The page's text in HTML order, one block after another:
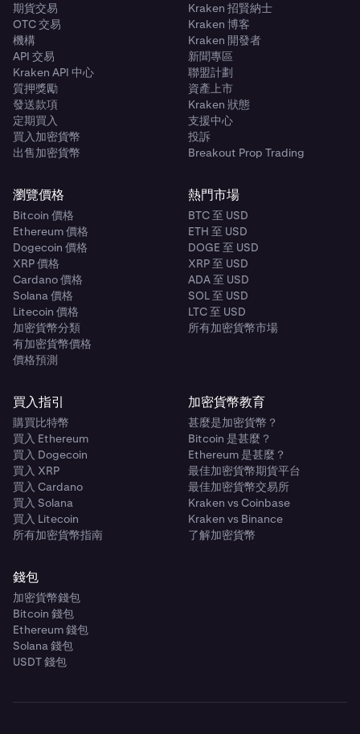
期貨交易
OTC 交易
機構
API 交易
Kraken API 中心
質押獎勵
發送款項
定期買入
買入加密貨幣
出售加密貨幣
Kraken 招賢納士
Kraken 博客
Kraken 開發者
新聞專區
聯盟計劃
資產上市
Kraken 狀態
支援中心
投訴
Breakout Prop Trading
瀏覽價格
Bitcoin 價格
Ethereum 價格
Dogecoin 價格
XRP 價格
Cardano 價格
Solana 價格
Litecoin 價格
加密貨幣分類
有加密貨幣價格
價格預測
熱門市場
BTC 至 USD
ETH 至 USD
DOGE 至 USD
XRP 至 USD
ADA 至 USD
SOL 至 USD
LTC 至 USD
所有加密貨幣市場
買入指引
購買比特幣
買入 Ethereum
買入 Dogecoin
買入 XRP
買入 Cardano
買入 Solana
買入 Litecoin
所有加密貨幣指南
加密貨幣教育
甚麼是加密貨幣？
Bitcoin 是甚麼？
Ethereum 是甚麼？
最佳加密貨幣期貨平台
最佳加密貨幣交易所
Kraken vs Coinbase
Kraken vs Binance
了解加密貨幣
錢包
加密貨幣錢包
Bitcoin 錢包
Ethereum 錢包
Solana 錢包
USDT 錢包